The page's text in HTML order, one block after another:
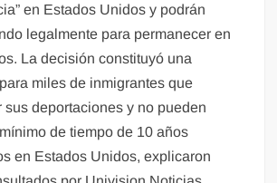
en Estados Unidos y podrán
legalmente para permanecer en
La decisión constituyó una
miles de inmigrantes que
sus deportaciones y no pueden
de tiempo de 10 años
en Estados Unidos, explicaron